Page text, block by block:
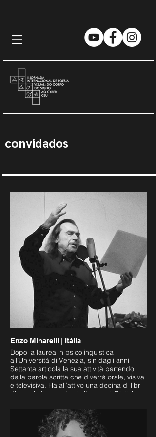
convidados
Enzo Minarelli | Itália
Dopo la laurea in psicolinguistica
all’Università di Venezia, sin dagli anni
Settanta articola la sua attività partendo
dalla parola scritta che diverrà orale, visiva
e televisiva. Ha all’attivo una decina di libri
di poesia lineare, tra i più recenti Distici
Lettere 2019, Sterzine, Poesie 2009-2013,
Firenze, Le Lettere, 2014 e O’ grande
ventre dell’onda, poesie 2002-2006, Lecce,
Manni, 2007, oltre a numerose audio-